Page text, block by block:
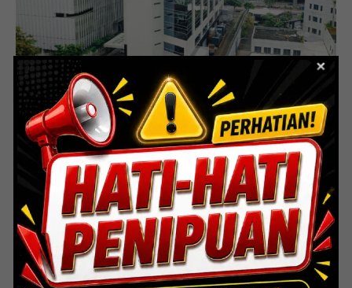
Mayapada Kuningan Jakarta
Lihat Detail Proyek
Indoor Multifunction Stadium (FIBA)
Senayan